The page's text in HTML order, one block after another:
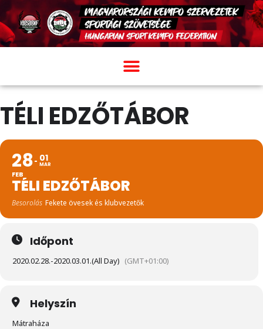
TÉLI EDZŐTÁBOR
28
FEB
01
MAR
TÉLI EDZŐTÁBOR
Besorolás Fekete övesek és klubvezetők
Időpont
2020.02.28.-2020.03.01.(All Day) (GMT+01:00)
Helyszín
Mátraháza